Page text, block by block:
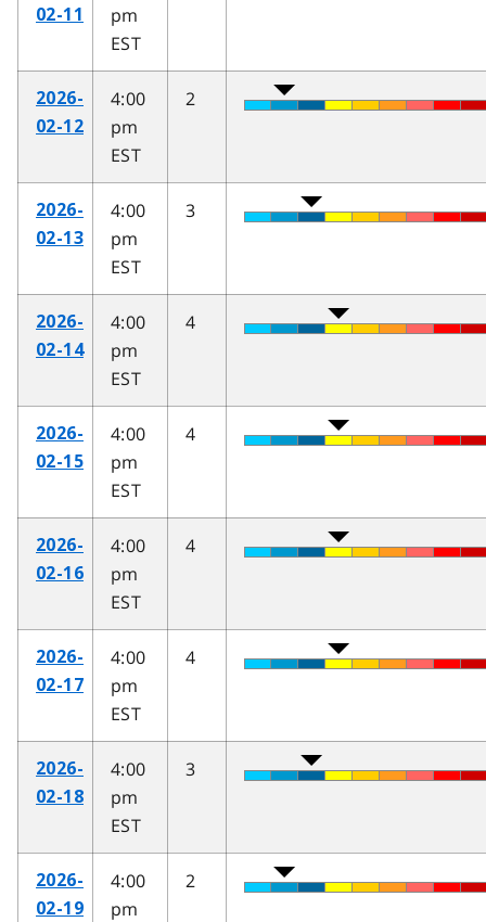
02-11
pm
EST
2026-
02-12
4:00
pm
EST
2
2026-
02-13
4:00
pm
EST
3
2026-
02-14
4:00
pm
EST
4
2026-
02-15
4:00
pm
EST
4
2026-
02-16
4:00
pm
EST
4
2026-
02-17
4:00
pm
EST
4
2026-
02-18
4:00
pm
EST
3
2026-
02-19
4:00
pm
2